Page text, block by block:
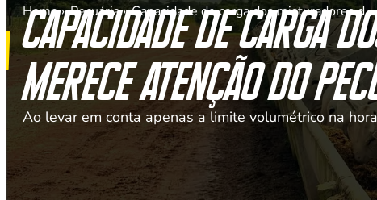
Home»Pecuária» Capacidade de carga dos misturadores de ração merece atenção do pecuarista
Capacidade de carga
merece atenção do
Ao levar em conta apenas a limite volumétrico na